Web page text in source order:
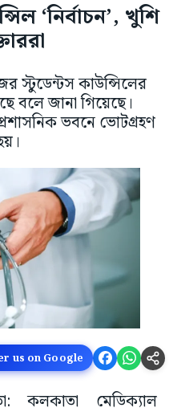
‘নির্বাচন’, খুশি
স্টুডেন্টস কাউন্সিলের
বলে জানা গিয়েছে।
ভবনে ভোটগ্রহণ
us on Google
কলকাতা মেডিক্যাল